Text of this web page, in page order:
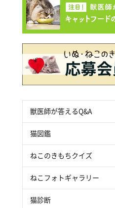
獣医師が答えるQ&A
猫図鑑
ねこのきもちクイズ
ねこフォトギャラリー
猫診断